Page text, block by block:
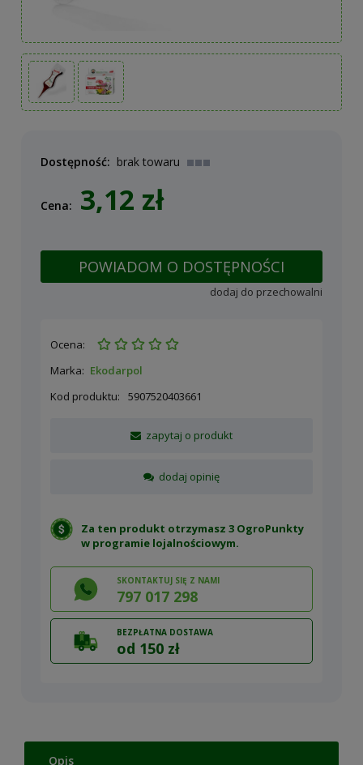
Dostępność: brak towaru
Cena: 3,12 zł
POWIADOM O DOSTĘPNOŚCI
dodaj do przechowalni
Ocena:
Marka: Ekodarpol
Kod produktu:
5907520403661
zapytaj o produkt
dodaj opinię
Za ten produkt otrzymasz 3 OgroPunkty
w programie lojalnościowym.
SKONTAKTUJ SIĘ Z NAMI
797 017 298
BEZPŁATNA DOSTAWA
od 150 zł
Opis